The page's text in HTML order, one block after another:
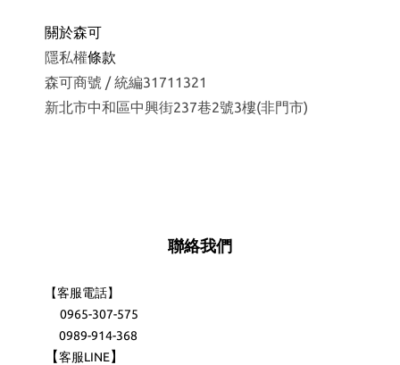
關於森可
隱私權條款
森可商號 / 統編31711321
新北市中和區中興街237巷2號3樓(非門市)
聯絡我們
【客服電話】
0965-307-575
0989-914-368
【客服LINE】